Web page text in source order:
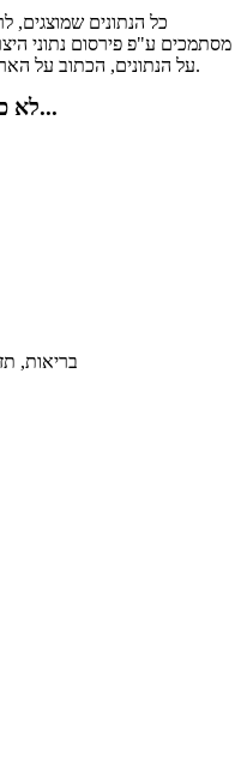
כל הנתונים שמוצגים,
מסתמכים ע"פ פירסום נתוני
על הנתונים, הכתוב על.
לא כדאי לפספס...
בריאות,